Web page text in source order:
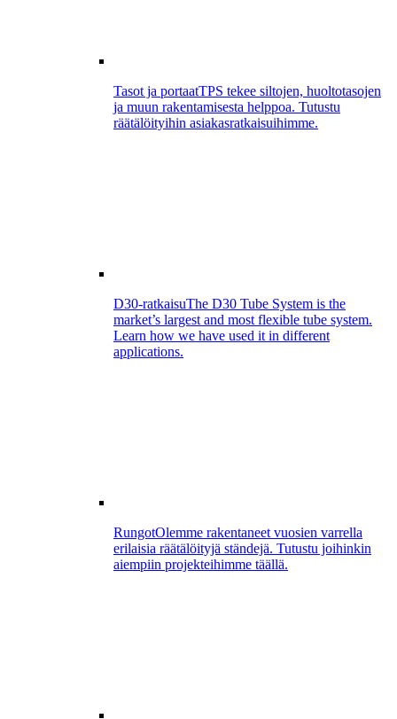
Tasot ja portaatTPS tekee siltojen, huoltotasojen
ja muun rakentamisesta helppoa. Tutustu
räätälöityihin asiakasratkaisuihimme.
D30-ratkaisuThe D30 Tube System is the
market’s largest and most flexible tube system.
Learn how we have used it in different
applications.
RungotOlemme rakentaneet vuosien varrella
erilaisia räätälöityjä ständejä. Tutustu joihinkin
aiempiin projekteihimme täällä.